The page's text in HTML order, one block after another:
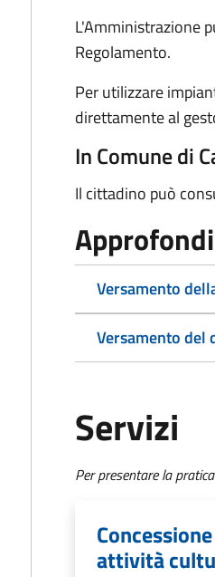
L'Amministrazione
Regolamento.
Per utilizzare
direttamente al
In Comune di
Il cittadino può
Versamento
Versamento del
Servizi
Per presentare la
attività